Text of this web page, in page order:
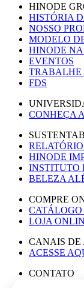
HINODE
HISTÓRIA
NOSSO
MODELO
HINODE
EVENTOS
TRABALHE
FDS
CONHEÇA
HINODE
INSTITUTO
BELEZA
COMPRE
LOJA
CANAIS DE
ACESSE
CONTATO